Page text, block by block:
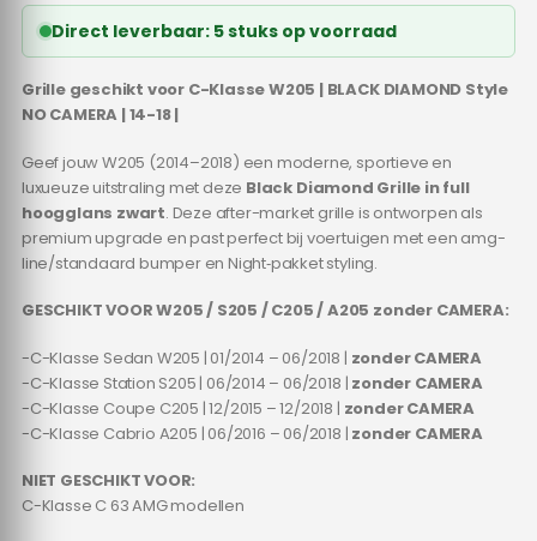
was:
€189.95.
is:
€149.95.
Direct leverbaar: 5 stuks op voorraad
Grille geschikt voor C-Klasse W205 | BLACK DIAMOND Style
NO CAMERA | 14-18 |
Geef jouw W205 (2014–2018) een moderne, sportieve en
luxueuze uitstraling met deze Black Diamond Grille in full
hoogglans zwart. Deze after-market grille is ontworpen als
premium upgrade en past perfect bij voertuigen met een amg-
line/standaard bumper en Night‑pakket styling.
GESCHIKT VOOR W205 / S205 / C205 / A205 zonder CAMERA:
-C-Klasse Sedan W205 | 01/2014 – 06/2018 | zonder CAMERA
-C-Klasse Station S205 | 06/2014 – 06/2018 | zonder CAMERA
-C-Klasse Coupe C205 | 12/2015 – 12/2018 | zonder CAMERA
-C-Klasse Cabrio A205 | 06/2016 – 06/2018 | zonder CAMERA
NIET GESCHIKT VOOR:
C-Klasse C 63 AMG modellen